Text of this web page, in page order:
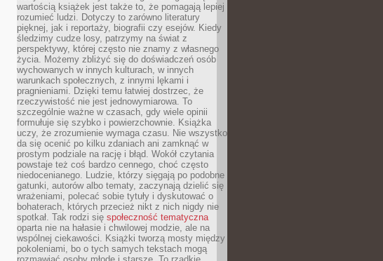
wartością książek jest także to, że pomagają lepiej
rozumieć ludzi. Dotyczy to zarówno literatury
pięknej, jak i reportaży, biografii czy esejów. Kiedy
śledzimy cudze losy, patrzymy na świat z
perspektywy, której często nie znamy z własnego
życia. Możemy zbliżyć się do doświadczeń osób
wychowanych w innych kulturach, w innych
warunkach społecznych, z innymi lękami i
pragnieniami. Dzięki temu łatwiej dostrzec, że
rzeczywistość nie jest jednowymiarowa. To
szczególnie ważne w czasach, gdy wiele opinii
formułuje się szybko i powierzchownie. Książka
uczy, że zrozumienie wymaga czasu. Nie wszystko
da się ocenić po kilku zdaniach ani zamknąć w
prostym podziale na rację i błąd. Wokół czytania
powstaje też coś bardzo cennego, choć często
niedocenianego. Ludzie, którzy sięgają po podobne
gatunki, autorów albo tematy, zaczynają dzielić się
wrażeniami, polecać sobie tytuły i dyskutować o
bohaterach, których przecież nikt z nich nigdy nie
spotkał. Tak rodzi się społeczność tematyczna
oparta nie na hałasie i chwilowej modzie, ale na
wspólnej ciekawości. Książki tworzą mosty między
pokoleniami, bo o tych samych tekstach mogą